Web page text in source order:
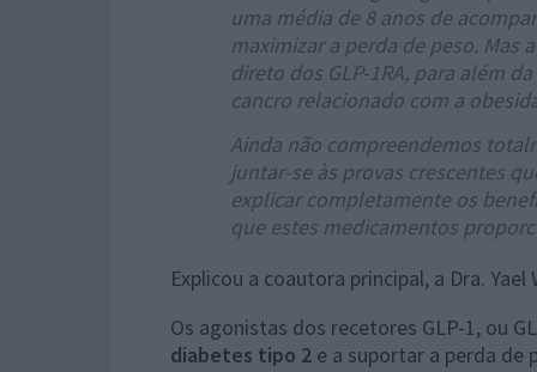
uma média de 8 anos de
maximizar a perda de peso. Mas
direto dos GLP-1RA, para além
cancro relacionado com a
Ainda não compreendemos
juntar-se às provas crescentes
explicar completamente os
que estes medicamentos
Explicou a coautora principal, a Dra.
Os agonistas dos recetores GLP-1, ou
diabetes tipo 2 e a suportar a perda de